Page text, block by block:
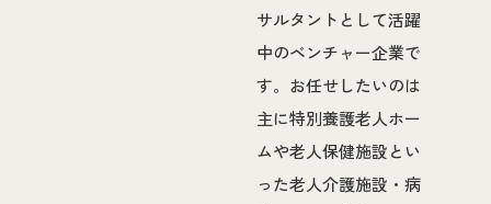
サルタントとして活躍
中のベンチャー企業で
す。お任せしたいのは
主に特別養護老人ホー
ムや老人保健施設とい
った老人介護施設・病